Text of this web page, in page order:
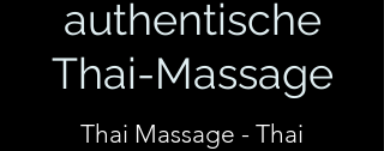
authentische
Thai-Massage
Thai Massage - Thai